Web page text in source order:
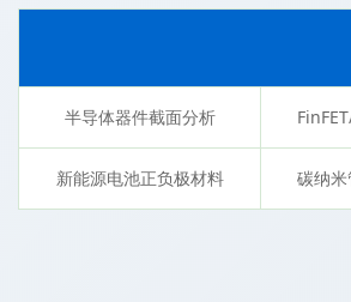
半导体器件截面分析
新能源电池正负极材料 碳纳